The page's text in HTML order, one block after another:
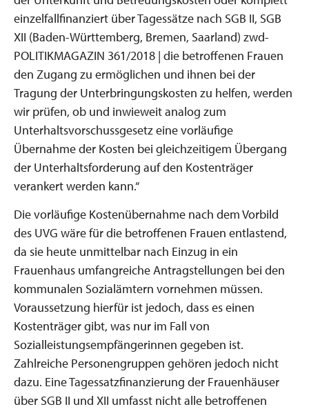
einzelfallfinanziert über Tagessätze nach SGB II, SGB
XII (Baden-Württemberg, Bremen, Saarland) zwd-
POLITIKMAGAZIN 361/2018 | die betroffenen Frauen
den Zugang zu ermöglichen und ihnen bei der
Tragung der Unterbringungskosten zu helfen, werden
wir prüfen, ob und inwieweit analog zum
Unterhaltsvorschussgesetz eine vorläufige
Übernahme der Kosten bei gleichzeitigem Übergang
der Unterhaltsforderung auf den Kostenträger
verankert werden kann.“
Die vorläufige Kostenübernahme nach dem Vorbild
des UVG wäre für die betroffenen Frauen entlastend,
da sie heute unmittelbar nach Einzug in ein
Frauenhaus umfangreiche Antragstellungen bei den
kommunalen Sozialämtern vornehmen müssen.
Voraussetzung hierfür ist jedoch, dass es einen
Kostenträger gibt, was nur im Fall von
Sozialleistungsempfängerinnen gegeben ist.
Zahlreiche Personengruppen gehören jedoch nicht
dazu. Eine Tagessatzfinanzierung der Frauenhäuser
über SGB II und XII umfasst nicht alle betroffenen